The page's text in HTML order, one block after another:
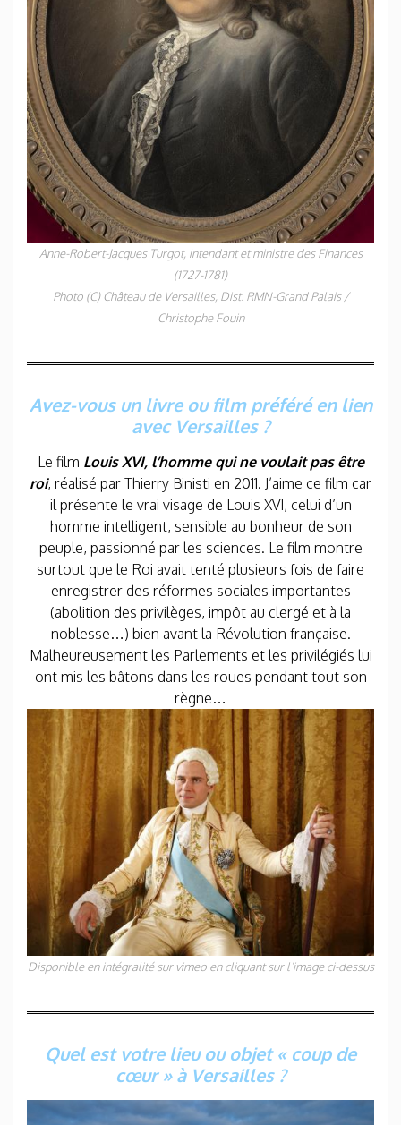
Anne-Robert-Jacques Turgot, intendant et ministre des Finances
(1727-1781)
Photo (C) Château de Versailles, Dist. RMN-Grand Palais /
Christophe Fouin
Avez-vous un livre ou film préféré en lien
avec Versailles ?
Le film Louis XVI, l’homme qui ne voulait pas être
roi, réalisé par Thierry Binisti en 2011. J’aime ce film car
il présente le vrai visage de Louis XVI, celui d’un
homme intelligent, sensible au bonheur de son
peuple, passionné par les sciences. Le film montre
surtout que le Roi avait tenté plusieurs fois de faire
enregistrer des réformes sociales importantes
(abolition des privilèges, impôt au clergé et à la
noblesse…) bien avant la Révolution française.
Malheureusement les Parlements et les privilégiés lui
ont mis les bâtons dans les roues pendant tout son
règne…
Disponible en intégralité sur vimeo en cliquant sur l’image ci-dessus
Quel est votre lieu ou objet « coup de
cœur » à Versailles ?